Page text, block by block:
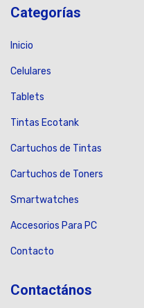
Categorías
Inicio
Celulares
Tablets
Tintas Ecotank
Cartuchos de Tintas
Cartuchos de Toners
Smartwatches
Accesorios Para PC
Contacto
Contactános